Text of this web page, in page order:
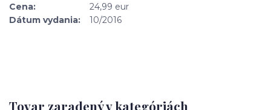
Cena:
24,99 eur
Dátum vydania:
10/2016
Tovar zaradený v kategóriách